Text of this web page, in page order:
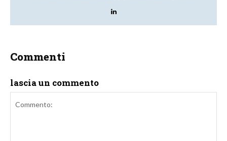
Commenti
lascia un commento